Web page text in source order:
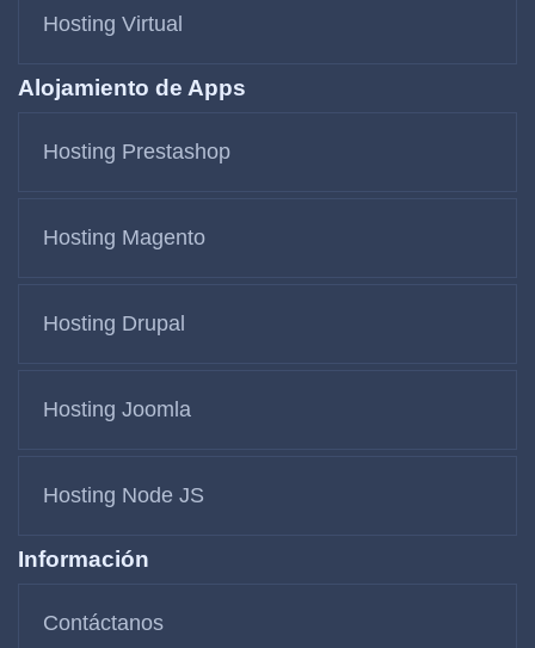
Hosting Virtual
Alojamiento de Apps
Hosting Prestashop
Hosting Magento
Hosting Drupal
Hosting Joomla
Hosting Node JS
Información
Contáctanos